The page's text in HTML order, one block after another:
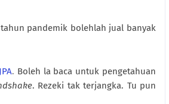
pandemik bolehlah jual banyak
. Boleh la baca untuk pengetahuan
. Rezeki tak terjangka. Tu pun